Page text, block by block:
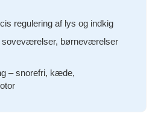
regulering af lys og indkig
børneværelser
– snorefri, kæde,